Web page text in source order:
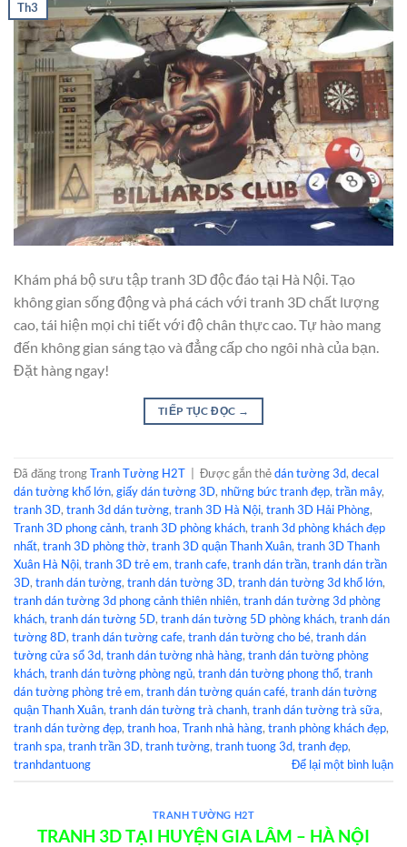
Th3
Khám phá bộ sưu tập tranh 3D độc đáo tại Hà Nội. Tạo
không gian sống động và phá cách với tranh 3D chất lượng
cao, tái hiện mọi chi tiết với độ chân thực cao. Tự hào mang
đến không gian sáng tạo và đẳng cấp cho ngôi nhà của bạn.
Đặt hàng ngay!
TIẾP TỤC ĐỌC →
Đã đăng trongTranh Tường H2T Được gắn thẻdán tường 3d, decal
dán tường khổ lớn, giấy dán tường 3D, những bức tranh đẹp, trần mây,
tranh 3D, tranh 3d dán tường, tranh 3D Hà Nội, tranh 3D Hải Phòng,
Tranh 3D phong cảnh, tranh 3D phòng khách, tranh 3d phòng khách đẹp
nhất, tranh 3D phòng thờ, tranh 3D quận Thanh Xuân, tranh 3D Thanh
Xuân Hà Nội, tranh 3D trẻ em, tranh cafe, tranh dán trần, tranh dán trần
3D, tranh dán tường, tranh dán tường 3D, tranh dán tường 3d khổ lớn,
tranh dán tường 3d phong cảnh thiên nhiên, tranh dán tường 3d phòng
khách, tranh dán tường 5D, tranh dán tường 5D phòng khách, tranh dán
tường 8D, tranh dán tường cafe, tranh dán tường cho bé, tranh dán
tường cửa sổ 3d, tranh dán tường nhà hàng, tranh dán tường phòng
khách, tranh dán tường phòng ngủ, tranh dán tường phong thổ, tranh
dán tường phòng trẻ em, tranh dán tường quán café, tranh dán tường
quận Thanh Xuân, tranh dán tường trà chanh, tranh dán tường trà sữa,
tranh dán tường đẹp, tranh hoa, Tranh nhà hàng, tranh phòng khách đẹp,
tranh spa, tranh trần 3D, tranh tường, tranh tuong 3d, tranh đẹp,
tranhdantuong
Để lại một bình luận
TRANH TƯỜNG H2T
TRANH 3D TẠI HUYỆN GIA LÂM – HÀ NỘI